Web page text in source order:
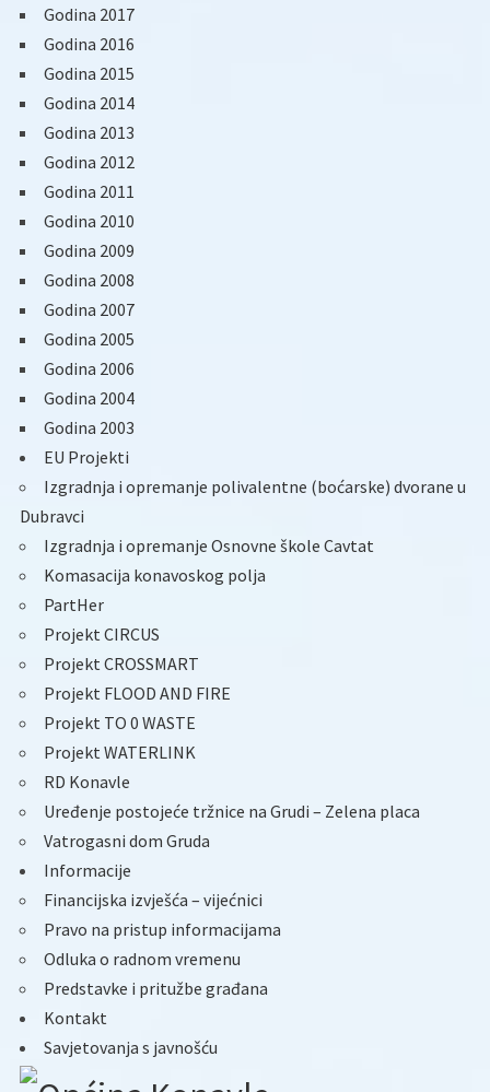
Godina 2017
Godina 2016
Godina 2015
Godina 2014
Godina 2013
Godina 2012
Godina 2011
Godina 2010
Godina 2009
Godina 2008
Godina 2007
Godina 2005
Godina 2006
Godina 2004
Godina 2003
EU Projekti
Izgradnja i opremanje polivalentne (boćarske) dvorane u
Dubravci
Izgradnja i opremanje Osnovne škole Cavtat
Komasacija konavoskog polja
PartHer
Projekt CIRCUS
Projekt CROSSMART
Projekt FLOOD AND FIRE
Projekt TO 0 WASTE
Projekt WATERLINK
RD Konavle
Uređenje postojeće tržnice na Grudi – Zelena placa
Vatrogasni dom Gruda
Informacije
Financijska izvješća – vijećnici
Pravo na pristup informacijama
Odluka o radnom vremenu
Predstavke i pritužbe građana
Kontakt
Savjetovanja s javnošću